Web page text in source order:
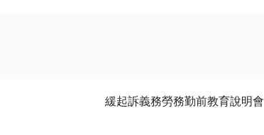
緩起訴義務勞務勤前教育說明會